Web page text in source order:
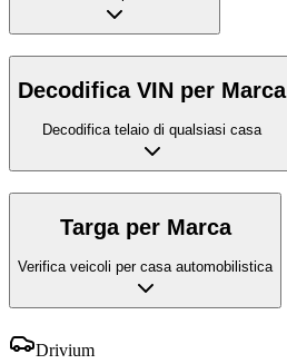
Decodifica VIN per Marca
Decodifica telaio di qualsiasi casa
Targa per Marca
Verifica veicoli per casa automobilistica
Drivium